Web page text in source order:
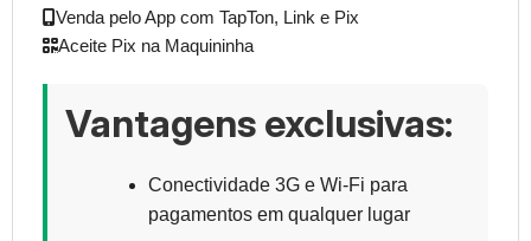
Venda pelo App com TapTon, Link e Pix
Aceite Pix na Maquininha
Vantagens exclusivas:
Conectividade 3G e Wi-Fi para
pagamentos em qualquer lugar